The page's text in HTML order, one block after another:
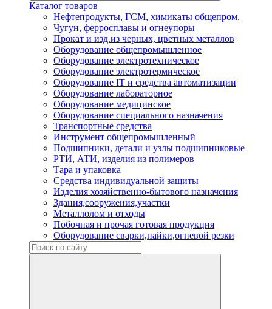
Каталог товаров
Нефтепродукты, ГСМ, химикаты общепром.
Чугун, ферросплавы и огнеупоры
Прокат и изд.из черных, цветных металлов
Оборудование общепромышленное
Оборудование электротехническое
Оборудование электротермическое
Оборудование IT и средства автоматизации
Оборудование лабораторное
Оборудование медицинское
Оборудование специального назначения
Транспортные средства
Инструмент общепромышленный
Подшипники, детали и узлы подшипниковые
РТИ, АТИ, изделия из полимеров
Тара и упаковка
Средства индивидуальной защиты
Изделия хозяйственно-бытового назначения
Здания,сооружения,участки
Металлолом и отходы
Побочная и прочая готовая продукция
Оборудование сварки,пайки,огневой резки